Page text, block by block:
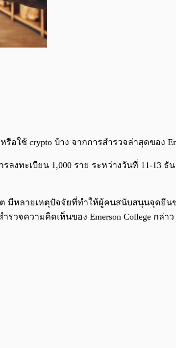
ใช้ crypto บ้าง จากการสำรวจล่าสุดของ
งทะเบียน 1,000 ราย ระหว่างวันที่ 11-13
หลายเหตุปัจจัยที่ทำให้ผู้คนสนับสนุนจุดยืน
รวจความคิดเห็นของ Emerson College กล่าว